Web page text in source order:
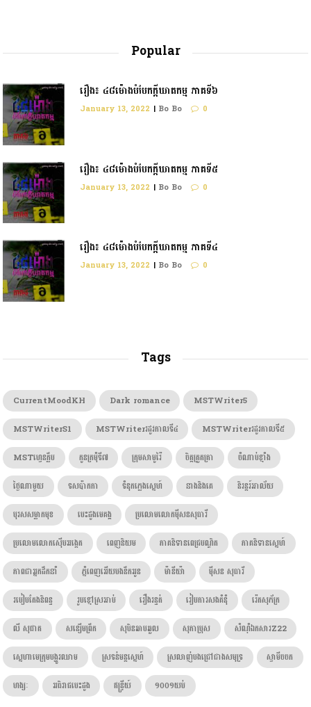
Popular
រឿង៖ ៤៨ម៉ោងបំបែកក្តីឃាតកម្ម ភាគទី៦
January 13, 2022 | Bo Bo 0
រឿង៖ ៤៨ម៉ោងបំបែកក្ដីឃាតកម្ម ភាគទី៥
January 13, 2022 | Bo Bo 0
រឿង៖ ៤៨ម៉ោងបំបែកក្តីឃាតកម្ម ភាគទី៤
January 13, 2022 | Bo Bo 0
Tags
CurrentMoodKH Dark romance
MSTWriter5
MSTWriterS1
MSTWriterរដូវកាលទី៤
MSTWriterរដូវកាលទី៥
MSTហ្វេនក្លឹប
កូនក្រមុំទី៧ ក្រុមសាមូរ៉ៃ ចិត្តត្រួតត្រា
ចំណាប់ខ្មាំង
ថ្ងៃណាមួយ
ទសប៉ាកកា ទំនុកភ្លេងស្នេហ៍ នាងនិងគេ
និរន្តរ៍អាល័យ
បុរសសម្លាកមុខ
បេះដូងមេគង្គ
ប្រលោមលោកម៉ីសនសុធារី
ប្រលោមលោកស៊ើបអង្កេត
ពេញនិយម ភាគនិទានពេជ្របណ្ឌិត
ភាគនិទានស្នេហ៍
ភាពជាអ្នកដឹកនាំ
ភ្នំពេញអើយបងនឹកអូន ម៉ានីយ៉ា
ម៉ីសន សុធារី
របៀបតែងនិពន្ធ
រូបខ្មៅស្រអាប់ រឿងរន្ធត់ រៀបការសងគំនុំ
រ៉េតសុភ័ក្រ
លី សុផាត
សន្សើមព្រឹក សុបិនឆាបឆួល សុភាប្រុស
សំណុំឯកសារZ22
ស្នេហាមេក្រុមបង្ហូរឈាម
ស្រទន់មន្តស្នេហ៍ ស្រលាញ់បងជ្រៅជាងសមុទ្រ
ស្វាមីចចក
ហង្សៈ​
អធិរាជបេះដូង ឥន្រ្ទីយ៍ ១០០១យប់